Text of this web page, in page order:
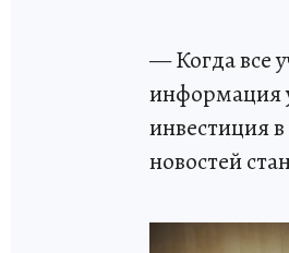
— Когда все
информация
инвестиция
новостей